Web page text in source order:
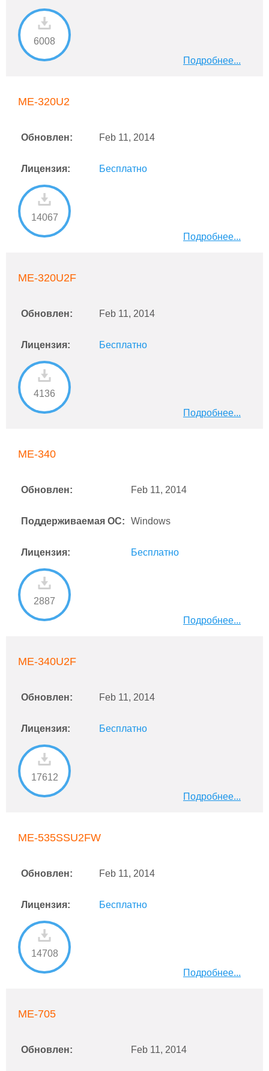
6008
Подробнее...
ME-320U2
Обновлен: Feb 11, 2014
Лицензия: Бесплатно
14067
Подробнее...
ME-320U2F
Обновлен: Feb 11, 2014
Лицензия: Бесплатно
4136
Подробнее...
ME-340
Обновлен: Feb 11, 2014
Поддерживаемая ОС: Windows
Лицензия: Бесплатно
2887
Подробнее...
ME-340U2F
Обновлен: Feb 11, 2014
Лицензия: Бесплатно
17612
Подробнее...
ME-535SSU2FW
Обновлен: Feb 11, 2014
Лицензия: Бесплатно
14708
Подробнее...
ME-705
Обновлен: Feb 11, 2014